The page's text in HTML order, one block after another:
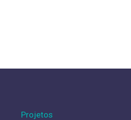
Projetos